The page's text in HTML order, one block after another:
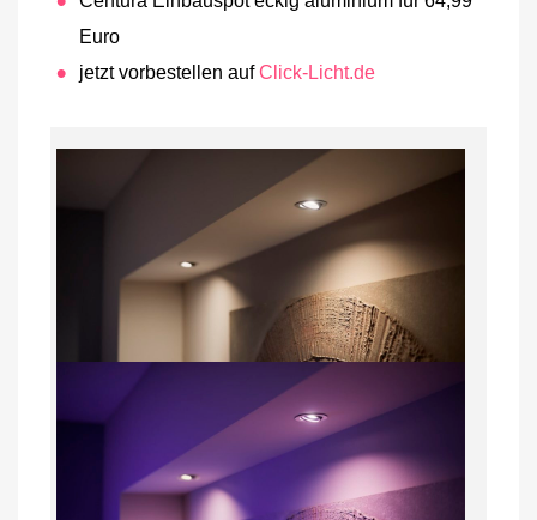
Euro
jetzt vorbestellen aufClick-Licht.de